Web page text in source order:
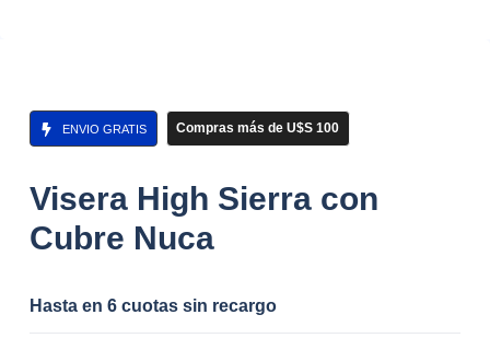
ENVIO GRATIS Compras más de U$S 100
Visera High Sierra con
Cubre Nuca
Hasta en 6 cuotas sin recargo